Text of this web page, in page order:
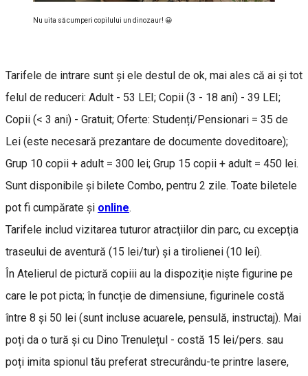
Nu uita să cumperi copilului un dinozaur! 😀
Tarifele de intrare sunt şi ele destul de ok, mai ales că ai şi tot
felul de reduceri: Adult - 53 LEI; Copii (3 - 18 ani) - 39 LEI;
Copii (< 3 ani) - Gratuit; Oferte: Studenți/Pensionari = 35 de
Lei (este necesară prezantare de documente doveditoare);
Grup 10 copii + adult = 300 lei; Grup 15 copii + adult = 450 lei.
Sunt disponibile și bilete Combo, pentru 2 zile. Toate biletele
pot fi cumpărate și online.
Tarifele includ vizitarea tuturor atracţiilor din parc, cu excepţia
traseului de aventură (15 lei/tur) și a tirolienei (10 lei).
În Atelierul de pictură copiii au la dispoziţie nişte figurine pe
care le pot picta; în funcție de dimensiune, figurinele costă
între 8 şi 50 lei (sunt incluse acuarele, pensulă, instructaj). Mai
poți da o tură și cu Dino Trenulețul - costă 15 lei/pers. sau
poți imita spionul tău preferat strecurându-te printre lasere,